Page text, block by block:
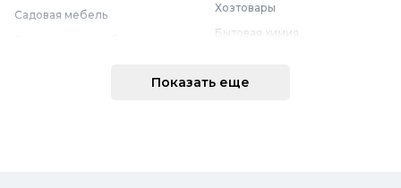
Садовая мебель
Хозтовары
Бытовая химия
Мебель
Показать еще